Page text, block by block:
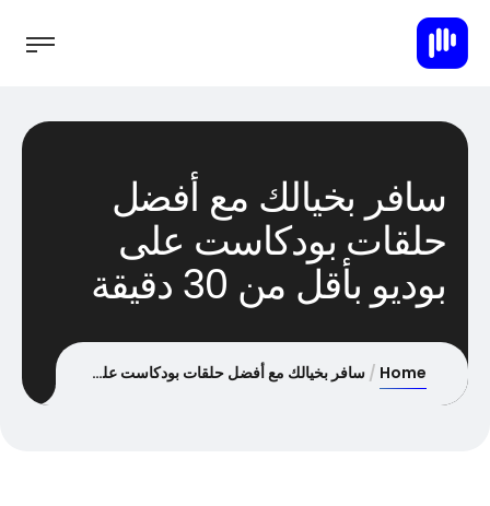
سافر بخيالك مع أفضل
حلقات بودكاست على
بوديو بأقل من 30 دقيقة
Home سافر بخيالك مع أفضل حلقات بودكاست على بوديو بأقل من 30 دقيقة